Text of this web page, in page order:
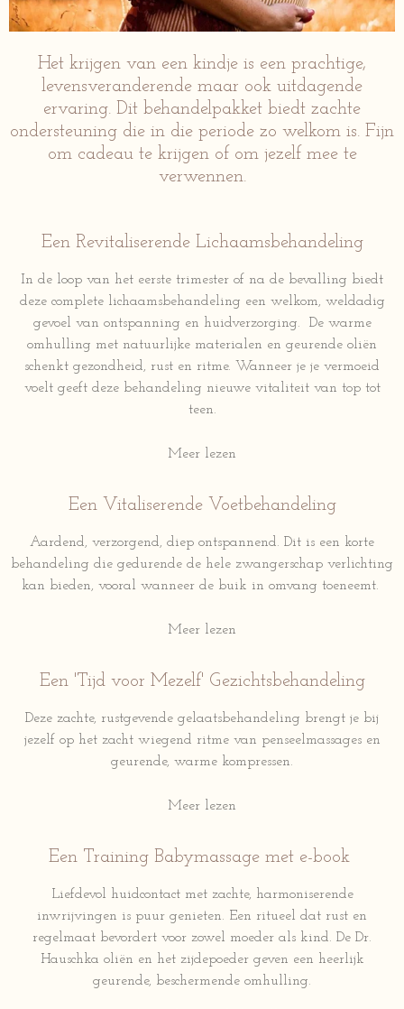
Het krijgen van een kindje is een prachtige,
levensveranderende maar ook uitdagende
ervaring. Dit behandelpakket biedt zachte
ondersteuning die in die periode zo welkom is. Fijn
om cadeau te krijgen of om jezelf mee te
verwennen.
Een Revitaliserende Lichaamsbehandeling
In de loop van het eerste trimester of na de bevalling biedt
deze complete lichaamsbehandeling een welkom, weldadig
gevoel van ontspanning en huidverzorging. De warme
omhulling met natuurlijke materialen en geurende oliën
schenkt gezondheid, rust en ritme. Wanneer je je vermoeid
voelt geeft deze behandeling nieuwe vitaliteit van top tot
teen.
Meer lezen
Een Vitaliserende Voetbehandeling
Aardend, verzorgend, diep ontspannend. Dit is een korte
behandeling die gedurende de hele zwangerschap verlichting
kan bieden, vooral wanneer de buik in omvang toeneemt.
Meer lezen
Een 'Tijd voor Mezelf' Gezichtsbehandeling
Deze zachte, rustgevende gelaatsbehandeling brengt je bij
jezelf op het zacht wiegend ritme van penseelmassages en
geurende, warme kompressen.
Meer lezen
Een Training Babymassage met e-book
Liefdevol huidcontact met zachte, harmoniserende
inwrijvingen is puur genieten. Een ritueel dat rust en
regelmaat bevordert voor zowel moeder als kind. De Dr.
Hauschka oliën en het zijdepoeder geven een heerlijk
geurende, beschermende omhulling.